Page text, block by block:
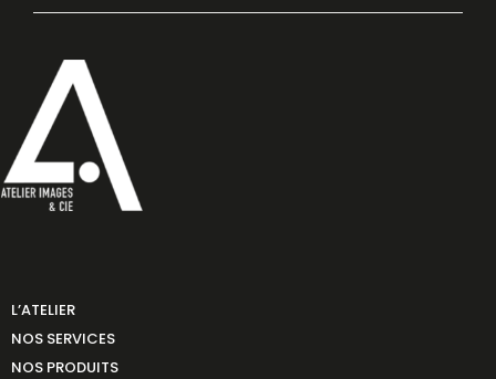
L’ATELIER
NOS SERVICES
NOS PRODUITS